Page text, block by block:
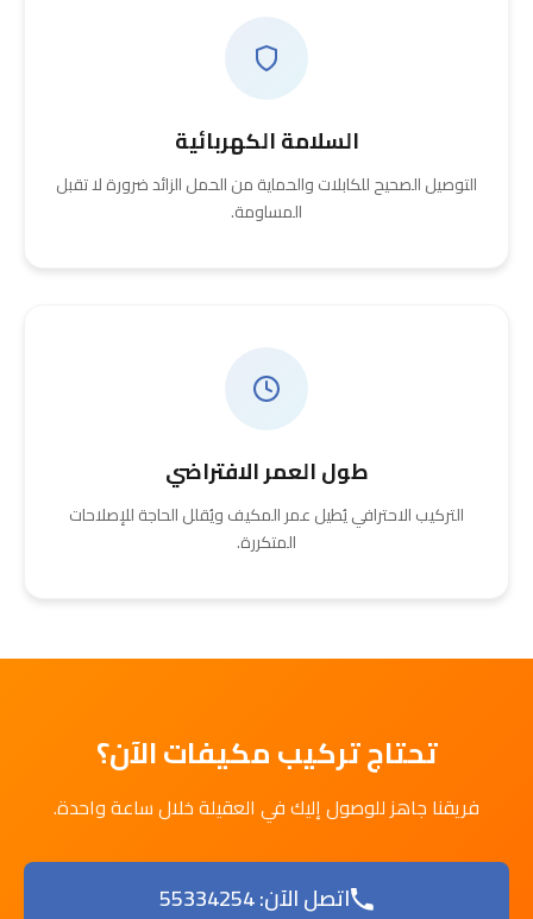
السلامة الكهربائية
التوصيل الصحيح للكابلات والحماية من الحمل الزائد ضرورة لا تقبل
المساومة.
طول العمر الافتراضي
التركيب الاحترافي يُطيل عمر المكيف ويُقلل الحاجة للإصلاحات
المتكررة.
تحتاج تركيب مكيفات الآن؟
فريقنا جاهز للوصول إليك في العقيلة خلال ساعة واحدة.
اتصل الآن: 55334254